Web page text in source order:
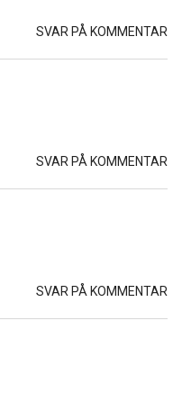
SVAR PÅ KOMMENTAR
SVAR PÅ KOMMENTAR
SVAR PÅ KOMMENTAR